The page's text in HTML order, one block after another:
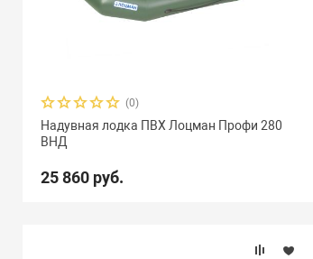
(0)
Надувная лодка ПВХ Лоцман Профи 280
ВНД
25 860 руб.